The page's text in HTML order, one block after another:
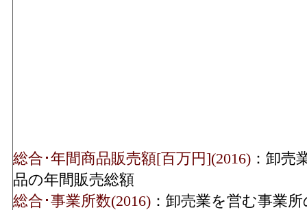
総合･年間商品販売額[百万円](2016) ：卸売
品の年間販売総額
総合･事業所数(2016) ：卸売業を営む事業